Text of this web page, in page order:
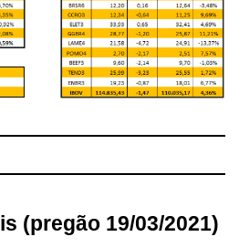
(pregão 19/03/2021)